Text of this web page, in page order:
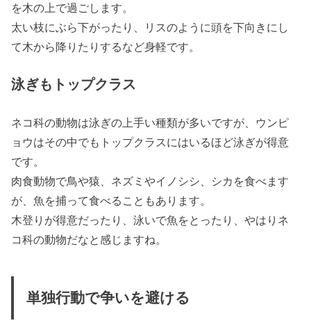
を木の上で過ごします。
太い枝にぶら下がったり、リスのように頭を下向きにし
て木から降りたりするなど身軽です。
泳ぎもトップクラス
ネコ科の動物は泳ぎの上手い種類が多いですが、ウンピ
ョウはその中でもトップクラスにはいるほど泳ぎが得意
です。
肉食動物で鳥や猿、ネズミやイノシシ、シカを食べます
が、魚を捕って食べることもあります。
木登りが得意だったり、泳いで魚をとったり、やはりネ
コ科の動物だなと感じますね。
単独行動で争いを避ける